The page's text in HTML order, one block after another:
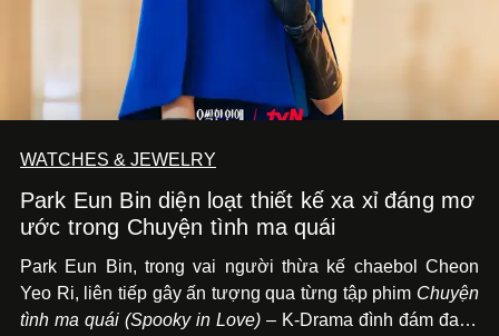
WATCHES & JEWELRY
Park Eun Bin diện loạt thiết kế xa xỉ đáng mơ
ước trong Chuyện tình ma quái
Park Eun Bin, trong vai người thừa kế chaebol Cheon
Yeo Ri, liên tiếp gây ấn tượng qua từng tập phim Chuyện
tình ma quái (Spooky in Love) – K-Drama đình đám đang